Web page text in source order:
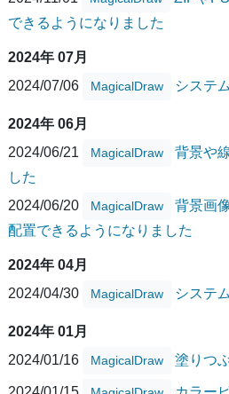
できるようになりました
2024年 07月
2024/07/06
MagicalDraw システ
2024年 06月
2024/06/21
MagicalDraw
背景や
した
2024/06/20
MagicalDraw
背景画
配置できるようになりました
2024年 04月
2024/04/30
MagicalDraw システ
2024年 01月
2024/01/16
MagicalDraw 塗りつ